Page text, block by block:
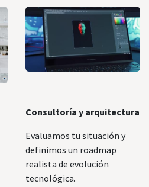
Consultoría y arquitectura
Evaluamos tu situación y
definimos un roadmap
realista de evolución
tecnológica.